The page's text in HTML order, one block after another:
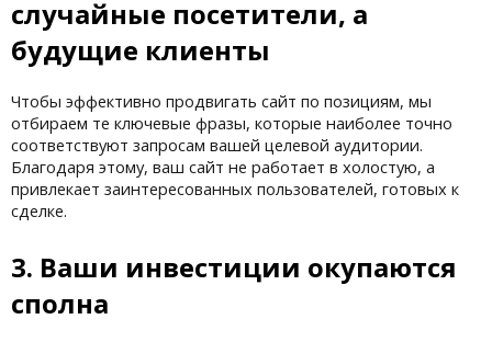
случайные посетители, а
будущие клиенты
Чтобы эффективно продвигать сайт по позициям, мы
отбираем те ключевые фразы, которые наиболее точно
соответствуют запросам вашей целевой аудитории.
Благодаря этому, ваш сайт не работает в холостую, а
привлекает заинтересованных пользователей, готовых к
сделке.
3. Ваши инвестиции окупаются
сполна